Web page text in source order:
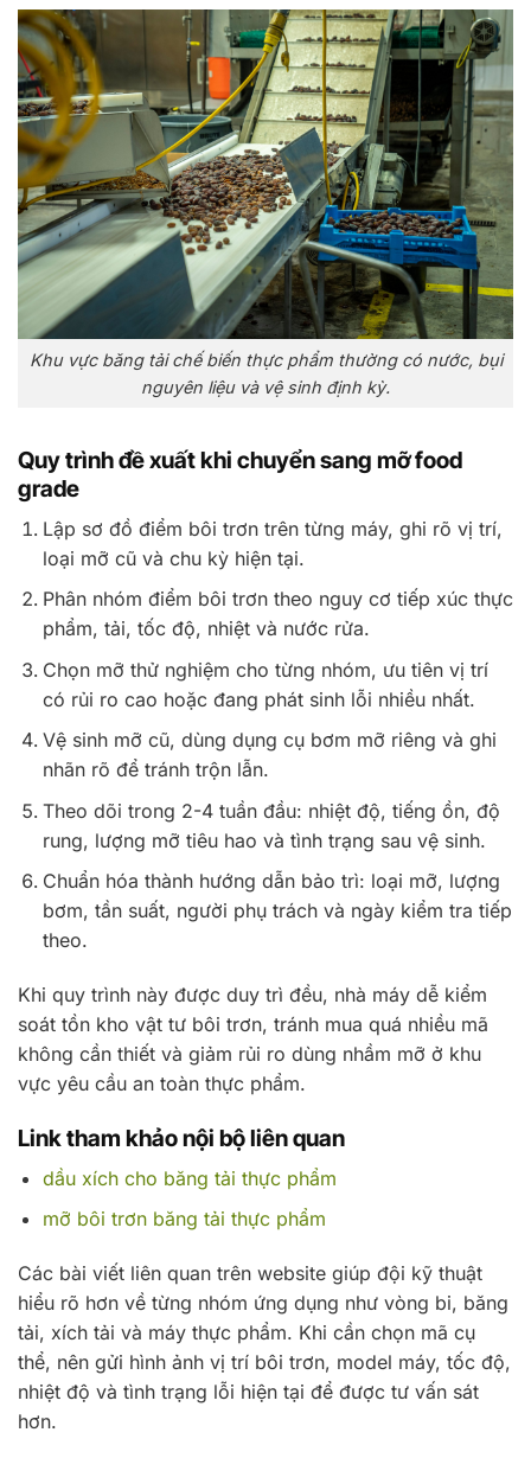
Khu vực băng tải chế biến thực phẩm thường có nước, bụi
nguyên liệu và vệ sinh định kỳ.
Quy trình đề xuất khi chuyển sang mỡ food
grade
Lập sơ đồ điểm bôi trơn trên từng máy, ghi rõ vị trí,
loại mỡ cũ và chu kỳ hiện tại.
Phân nhóm điểm bôi trơn theo nguy cơ tiếp xúc thực
phẩm, tải, tốc độ, nhiệt và nước rửa.
Chọn mỡ thử nghiệm cho từng nhóm, ưu tiên vị trí
có rủi ro cao hoặc đang phát sinh lỗi nhiều nhất.
Vệ sinh mỡ cũ, dùng dụng cụ bơm mỡ riêng và ghi
nhãn rõ để tránh trộn lẫn.
Theo dõi trong 2-4 tuần đầu: nhiệt độ, tiếng ồn, độ
rung, lượng mỡ tiêu hao và tình trạng sau vệ sinh.
Chuẩn hóa thành hướng dẫn bảo trì: loại mỡ, lượng
bơm, tần suất, người phụ trách và ngày kiểm tra tiếp
theo.
Khi quy trình này được duy trì đều, nhà máy dễ kiểm
soát tồn kho vật tư bôi trơn, tránh mua quá nhiều mã
không cần thiết và giảm rủi ro dùng nhầm mỡ ở khu
vực yêu cầu an toàn thực phẩm.
Link tham khảo nội bộ liên quan
dầu xích cho băng tải thực phẩm
mỡ bôi trơn băng tải thực phẩm
Các bài viết liên quan trên website giúp đội kỹ thuật
hiểu rõ hơn về từng nhóm ứng dụng như vòng bi, băng
tải, xích tải và máy thực phẩm. Khi cần chọn mã cụ
thể, nên gửi hình ảnh vị trí bôi trơn, model máy, tốc độ,
nhiệt độ và tình trạng lỗi hiện tại để được tư vấn sát
hơn.